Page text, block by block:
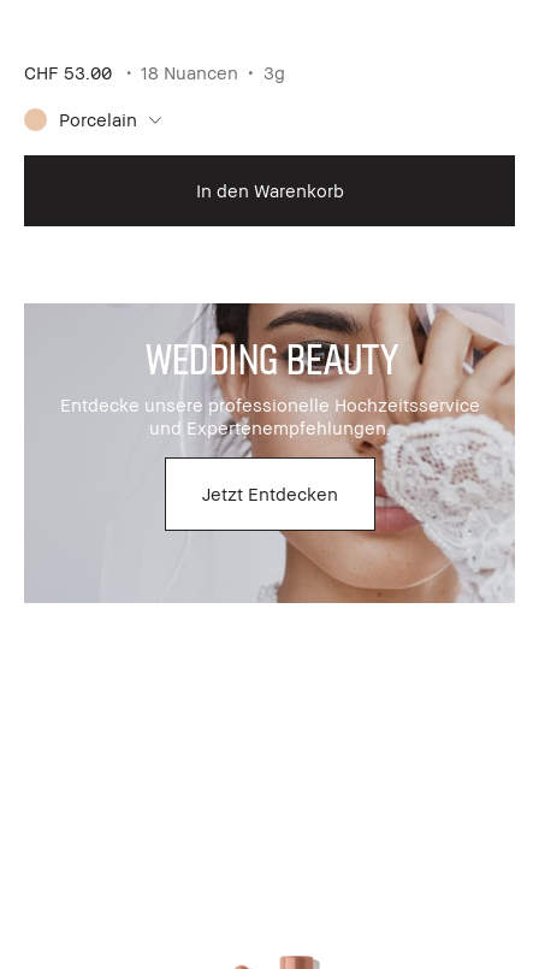
CHF 53.00 18 Nuancen 3g
Porcelain
In den Warenkorb
Wedding Beauty
Entdecke unsere professionelle Hochzeitsservice
und Expertenempfehlungen.
Jetzt Entdecken